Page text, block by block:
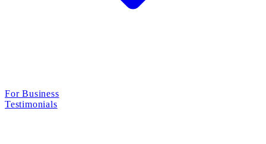
For Business
Testimonials